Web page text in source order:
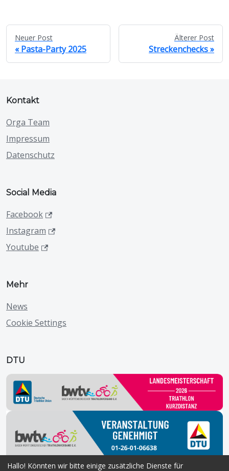
Neuer Post
Pasta-Party 2025
Älterer Post
Streckenchecks
Kontakt
Orga Team
Impressum
Datenschutz
Social Media
Facebook
Instagram
Youtube
Mehr
News
Cookie Settings
DTU
Hallo! Könnten wir bitte einige zusätzliche Dienste für